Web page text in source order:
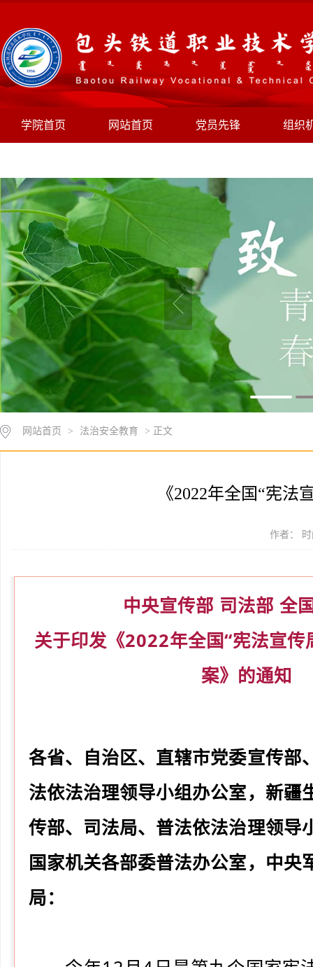
学院首页 网站首页 党员先锋 组织
网站首页 > 法治安全教育 > 正文
《2022年全国“宪
作者： 时
中央宣传部 司法部 全
关于印发《2022年全国“宪法宣传
案》的通知
各省、自治区、直辖市党委宣传部
法依法治理领导小组办公室，新疆
传部、司法局、普法依法治理领导
国家机关各部委普法办公室，中央
局：